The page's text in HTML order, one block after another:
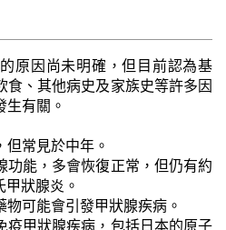
原因尚未明確，但目前認為基
食、其他病史及家族史等許多因
有關。
常見於中年。
功能，多會恢復正常，但仍有約
狀腺炎。
可能會引發甲狀腺疾病。
疫甲狀腺疾病，包括日本的原子